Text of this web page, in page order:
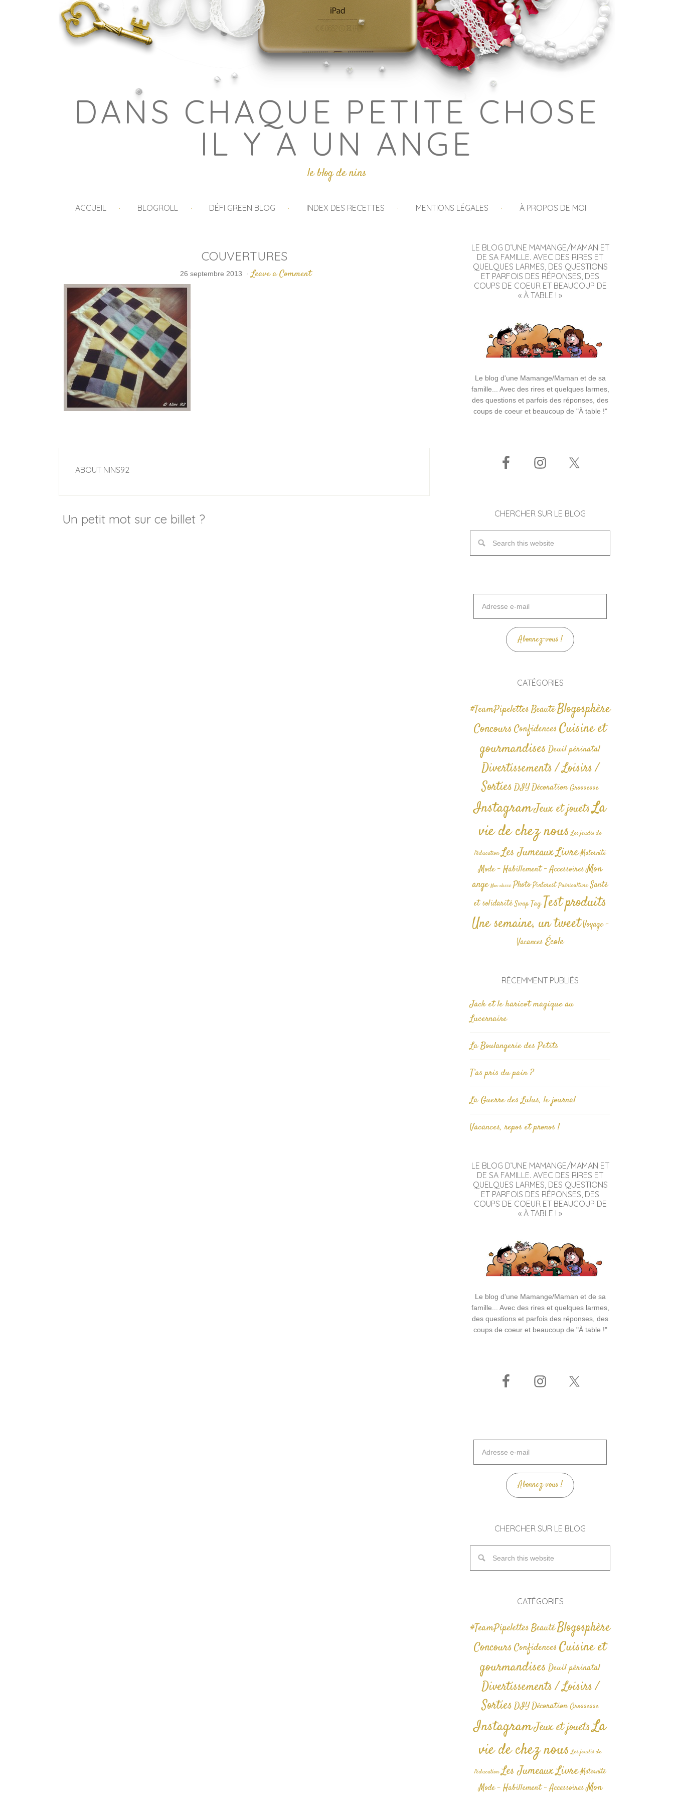
DANS CHAQUE PETITE CHOSE
IL Y A UN ANGE
le blog de nins
ACCUEIL BLOGROLL DÉFI GREEN BLOG INDEX DES RECETTES MENTIONS LÉGALES À PROPOS DE MOI
COUVERTURES
26 septembre 2013 · Leave a Comment
ABOUT NINS92
Un petit mot sur ce billet ?
LE BLOG D’UNE MAMANGE/MAMAN ET
DE SA FAMILLE. AVEC DES RIRES ET
QUELQUES LARMES, DES QUESTIONS
ET PARFOIS DES RÉPONSES, DES
COUPS DE COEUR ET BEAUCOUP DE
« À TABLE ! »
Le blog d'une Mamange/Maman et de sa
famille... Avec des rires et quelques larmes,
des questions et parfois des réponses, des
coups de coeur et beaucoup de "À table !"
CHERCHER SUR LE BLOG
mail
Abonnez-vous !
CATÉGORIES
#TeamPipelettesBeautéBlogosphère
ConcoursConfidences Cuisine et
gourmandises Deuil périnatal
Divertissements / Loisirs /
SortiesDIYDécoration Grossesse
InstagramJeux et jouetsLa
vie de chez nous Les jeudis de
l'éducation Les JumeauxLivre Maternité
Mode - Habillement - AccessoiresMon
ange Non classé Photo Pinterest Puériculture Santé
et solidarité Swap TagTest produits
Une semaine, un tweetVoyage -
Vacances École
RÉCEMMENT PUBLIÉS
Jack et le haricot magique au
Lucernaire
La Boulangerie des Petits
T’as pris du pain ?
La Guerre des Lulus, le journal
Vacances, repos et pronos !
LE BLOG D’UNE MAMANGE/MAMAN ET
DE SA FAMILLE. AVEC DES RIRES ET
QUELQUES LARMES, DES QUESTIONS
ET PARFOIS DES RÉPONSES, DES
COUPS DE COEUR ET BEAUCOUP DE
« À TABLE ! »
Le blog d'une Mamange/Maman et de sa
famille... Avec des rires et quelques larmes,
des questions et parfois des réponses, des
coups de coeur et beaucoup de "À table !"
mail
Abonnez-vous !
CHERCHER SUR LE BLOG
CATÉGORIES
#TeamPipelettesBeautéBlogosphère
ConcoursConfidences Cuisine et
gourmandises Deuil périnatal
Divertissements / Loisirs /
SortiesDIYDécoration Grossesse
InstagramJeux et jouetsLa
vie de chez nous Les jeudis de
l'éducation Les JumeauxLivre Maternité
Mode - Habillement - AccessoiresMon